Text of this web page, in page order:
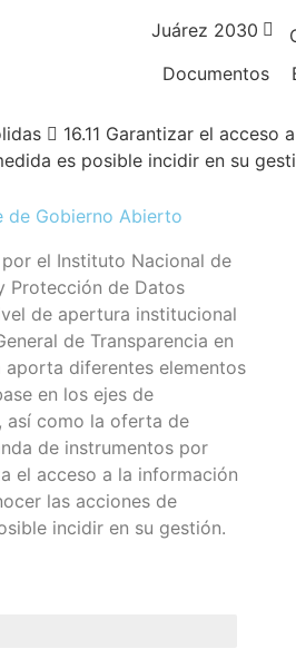
Juárez 2030
Documentos
16.11 Garantizar el
es posible incidir en su
de Gobierno Abierto
el Instituto Nacional de
Protección de Datos
de apertura institucional
de Transparencia en
diferentes elementos
en los ejes de
así como la oferta de
de instrumentos por
el acceso a la información
las acciones de
incidir en su gestión.